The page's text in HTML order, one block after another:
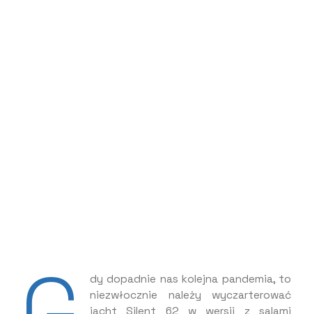
warunkach będzie niezapomnianą
przygodą morską.